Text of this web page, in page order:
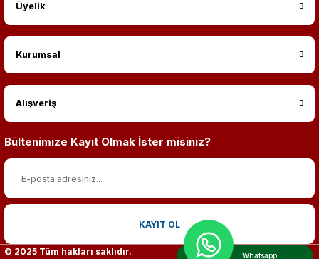
Üyelik
Kurumsal
Alışveriş
Bültenimize Kayıt Olmak İster misiniz?
KAYIT OL
© 2025 Tüm hakları saklıdır. Whatsapp